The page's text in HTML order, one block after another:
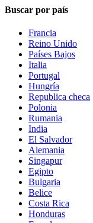
Buscar por país
Francia
Reino Unido
Países Bajos
Italia
Portugal
Hungría
Republica checa
Polonia
Rumania
India
El Salvador
Alemania
Singapur
Egipto
Bulgaria
Belice
Costa Rica
Honduras